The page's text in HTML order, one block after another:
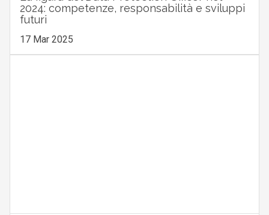
2024: competenze, responsabilità e sviluppi
futuri
17 Mar 2025